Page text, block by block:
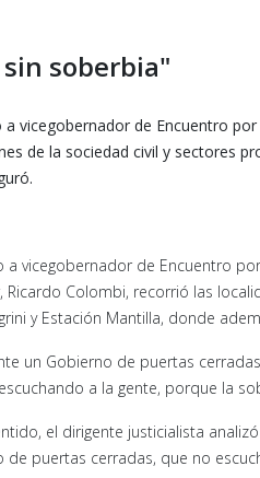
soberbia"
a vicegobernador de Encuentro
de la sociedad civil y sectores
a vicegobernador de Encuentro
Colombi, recorrió las
y Estación Mantilla, donde
un Gobierno de puertas
a la gente, porque la
el dirigente justicialista
de puertas cerradas, que no